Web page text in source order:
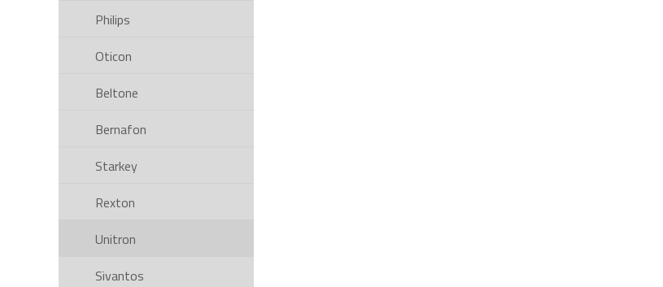
Philips
Oticon
Beltone
Bernafon
Starkey
Rexton
Unitron
Sivantos